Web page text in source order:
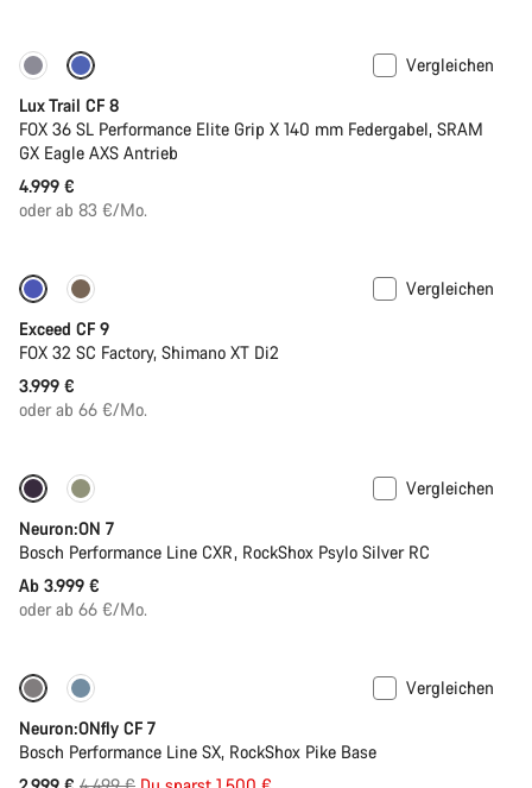
Neu
Vergleichen
Lux Trail CF 8
FOX 36 SL Performance Elite Grip X 140 mm Federgabel, SRAM
GX Eagle AXS Antrieb
4.999 €
oder ab 83 €/Mo.
Dropper Post
Vergleichen
Exceed CF 9
FOX 32 SC Factory, Shimano XT Di2
3.999 €
oder ab 66 €/Mo.
Neu
Vergleichen
Neuron:ON 7
Bosch Performance Line CXR, RockShox Psylo Silver RC
Ab 3.999 €
oder ab 66 €/Mo.
Nur verfügbar in L | XL
Vergleichen
Neuron:ONfly CF 7
Bosch Performance Line SX, RockShox Pike Base